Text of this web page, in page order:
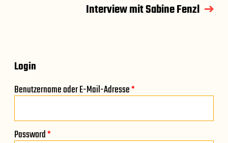
Interview mit Sabine Fenzl
Login
Benutzername oder E-Mail-Adresse*
Password*